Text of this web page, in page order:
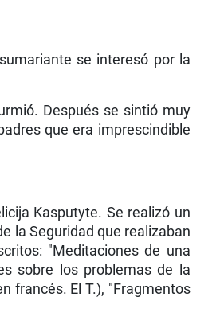
se interesó por la
Después se sintió muy
que era imprescindible
Kasputyte. Se realizó un
la Seguridad que realizaban
"Meditaciones de una
sobre los proble­mas de la
francés. El T.), "Fragmentos